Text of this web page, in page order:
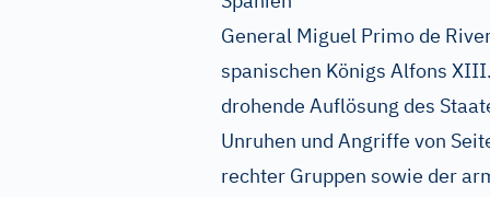
General Miguel Primo de
spanischen Königs Alfons
drohende Auflösung des
Unruhen und Angriffe von
rechter Gruppen sowie der